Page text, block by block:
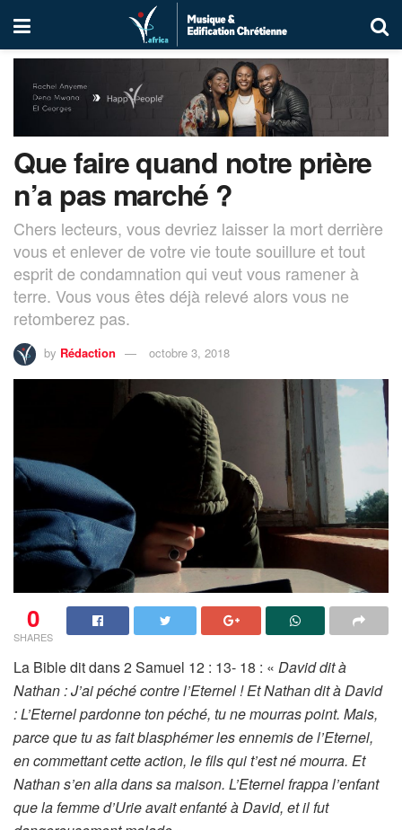
Que faire quand notre prière
n’a pas marché ?
Chers lecteurs, vous devriez laisser la mort derrière
vous et enlever de votre vie toute souillure et tout
esprit de condamnation qui veut vous ramener à
terre. Vous vous êtes déjà relevé alors vous ne
retomberez pas.
by Rédaction octobre 3, 2018
0
SHARES
La Bible dit dans 2 Samuel 12 : 13- 18 : « David dit à
Nathan : J’ai péché contre l’Eternel ! Et Nathan dit à David
: L’Eternel pardonne ton péché, tu ne mourras point. Mais,
parce que tu as fait blasphémer les ennemis de l’Eternel,
en commettant cette action, le fils qui t’est né mourra. Et
Nathan s’en alla dans sa maison. L’Eternel frappa l’enfant
que la femme d’Urie avait enfanté à David, et il fut